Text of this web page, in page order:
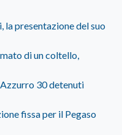
la presentazione del suo
di un coltello,
30 detenuti
fissa per il Pegaso